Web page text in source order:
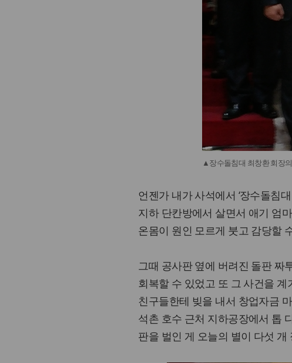
▲장수돌침대 최창환 회장
언젠가 내가 사석에서 ‘장수돌침
지하 단칸방에서 살면서 애기 엄
온몸이 원인 모르게 붓고 감당할
그때 공사판 옆에 버려진 돌판 짜
회복할 수 있었고 또 그 사건을 계
친구들한테 빚을 내서 창업자금
석촌 호수 근처 지하공장에서 톱
판을 벌인 게 오늘의 별이 다섯